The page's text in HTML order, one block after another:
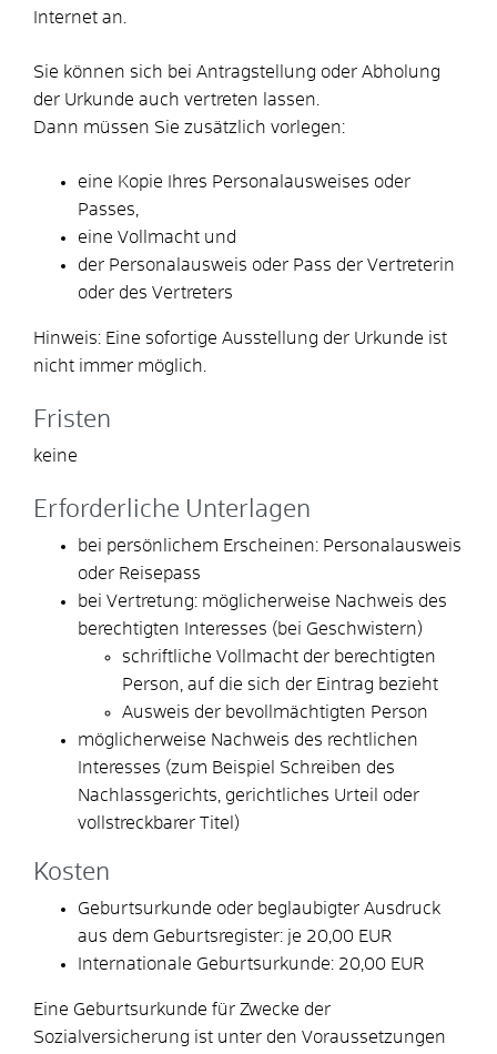
Internet an.
Sie können sich bei Antragstellung oder Abholung
der Urkunde auch vertreten lassen.
Dann müssen Sie zusätzlich vorlegen:
eine Kopie Ihres Personalausweises oder
Passes,
eine Vollmacht und
der Personalausweis oder Pass der Vertreterin
oder des Vertreters
Hinweis: Eine sofortige Ausstellung der Urkunde ist
nicht immer möglich.
Fristen
keine
Erforderliche Unterlagen
bei persönlichem Erscheinen: Personalausweis
oder Reisepass
bei Vertretung: möglicherweise Nachweis des
berechtigten Interesses (bei Geschwistern)
schriftliche Vollmacht der berechtigten
Person, auf die sich der Eintrag bezieht
Ausweis der bevollmächtigten Person
möglicherweise Nachweis des rechtlichen
Interesses (zum Beispiel Schreiben des
Nachlassgerichts, gerichtliches Urteil oder
vollstreckbarer Titel)
Kosten
Geburtsurkunde oder beglaubigter Ausdruck
aus dem Geburtsregister: je 20,00 EUR
Internationale Geburtsurkunde: 20,00 EUR
Eine Geburtsurkunde für Zwecke der
Sozialversicherung ist unter den Voraussetzungen